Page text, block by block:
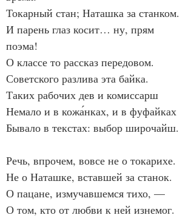
Токарный стан; Наташка за станком.
И парень глаз косит… ну, прям
поэма!
О классе то рассказ передовом.
Советского разлива эта байка.
Таких рабочих дев и комиссарш
Немало и в кожа́нках, и в фуфайках
Бывало в текстах: выбор широчайш.
Речь, впрочем, вовсе не о токарихе.
Не о Наташке, вставшей за станок.
О пацане, измучавшемся тихо, —
О том, кто от любви к ней изнемог.